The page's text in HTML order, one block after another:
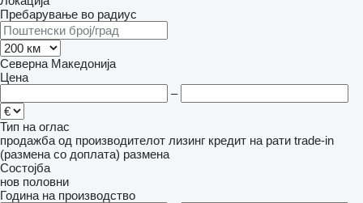
Пребарување во радиус
Северна Македонија
Цена
–
Тип на оглас
продажба од производителот лизинг кредит на рати trade-in
(размена со доплата) размена
Состојба
нов половни
Година на производство